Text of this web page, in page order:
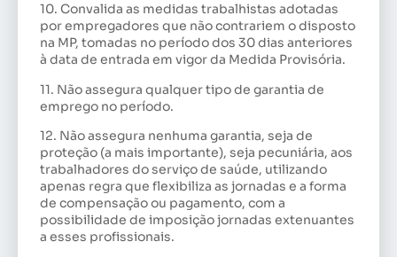
10. Convalida as medidas trabalhistas adotadas
por empregadores que não contrariem o disposto
na MP, tomadas no período dos 30 dias anteriores
à data de entrada em vigor da Medida Provisória.
11. Não assegura qualquer tipo de garantia de
emprego no período.
12. Não assegura nenhuma garantia, seja de
proteção (a mais importante), seja pecuniária, aos
trabalhadores do serviço de saúde, utilizando
apenas regra que flexibiliza as jornadas e a forma
de compensação ou pagamento, com a
possibilidade de imposição jornadas extenuantes
a esses profissionais.